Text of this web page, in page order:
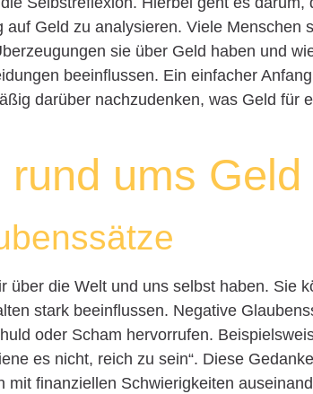
Geld zu analysieren. Viele Menschen
sie über Geld haben und
beeinflussen. Ein einfacher
darüber nachzudenken, was Geld für
ums Geld
über die Welt und uns selbst haben. Sie
stark beeinflussen. Negative
oder Scham hervorrufen.
es nicht, reich zu sein“. Diese
mit finanziellen Schwierigkeiten